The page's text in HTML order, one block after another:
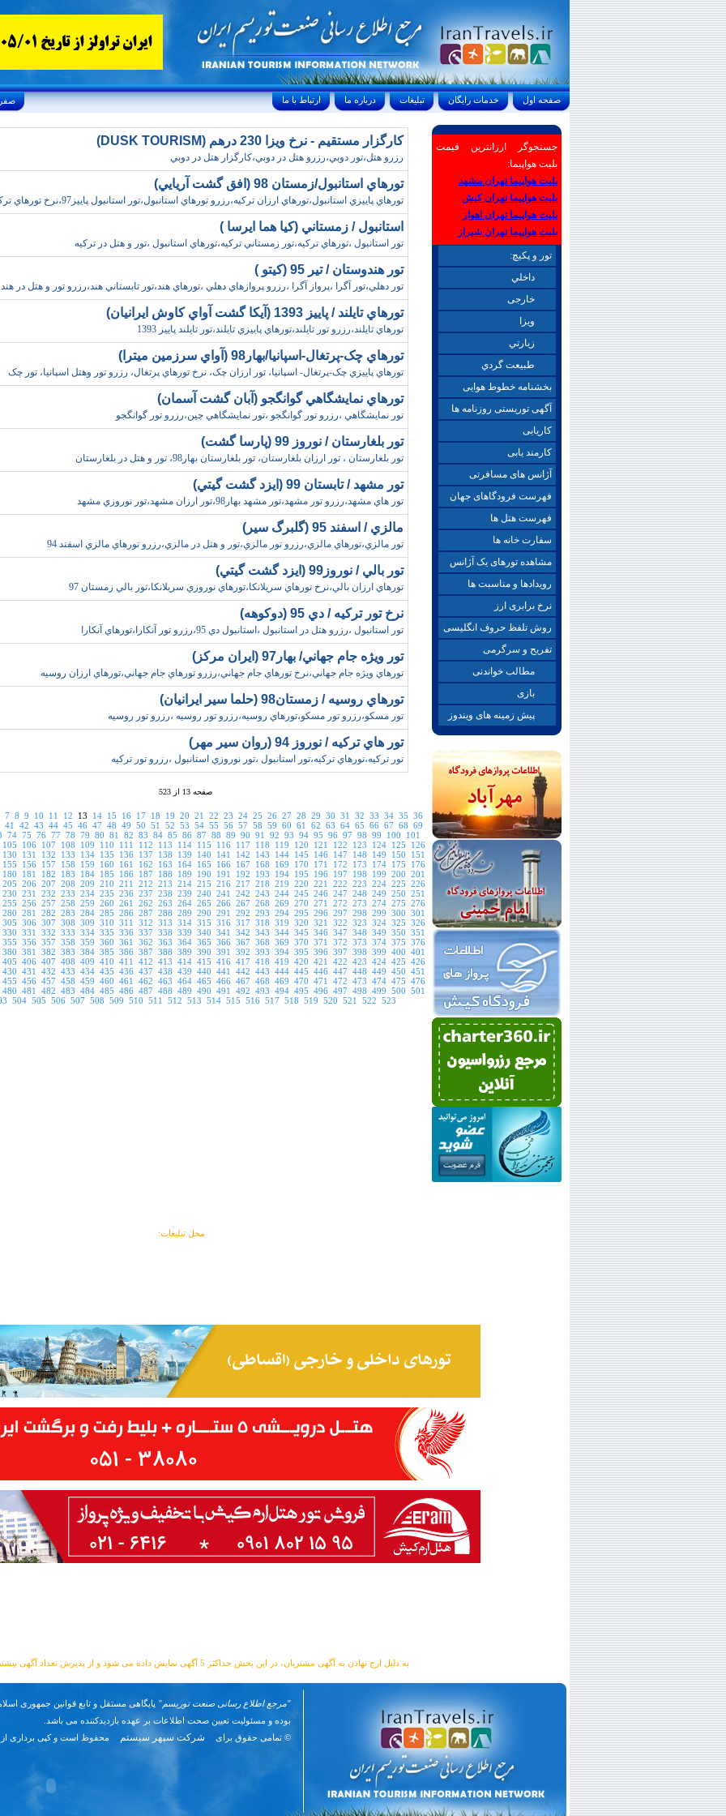
Sunday, August 9, 2026 26/صفر/1448 ارتباط با ما درباره ما تبليغات خدمات رايگان صفحه اول
کارگزار مستقيم - نرخ ويزا 230 درهم (DUSK TOURISM)
رزرو هتل،تور دوبي،رزرو هتل در دوبي،کارگزار هتل در دوبي
تورهاي استانبول/زمستان 98 (افق گشت آريايي)
تورهاي پاييزي استانبول،تورهاي ارزان ترکيه،رزرو تورهاي استانبول،تور استانبول پاييز97،نرخ تورهاي ترکيه
استانبول / زمستاني (کيا هما ايرسا )
تور استانبول ،تورهاي ترکيه،تور زمستاني ترکيه،تورهاي استانبول ،تور و هتل در ترکيه
تور هندوستان / تير 95 (کيتو )
تور دهلي،تور آگرا ،پرواز آگرا ،رزرو پروازهاي دهلي ،تورهاي هند،تور تابستاني هند،رزرو تور و هتل در هند
تورهاي تايلند / پاييز 1393 (آيکا گشت آواي کاوش ايرانيان)
تورهاي تايلند،رزرو تور تايلند،تورهاي پاييزي تايلند،تور تايلند پاييز 1393
تورهاي چک-پرتغال-اسپانيا/بهار98 (آواي سرزمين ميترا)
تورهاي پاييزي چک-پرتغال- اسپانيا، تور ارزان چک، نرخ تورهاي پرتغال، رزرو تور وهتل اسپانيا، تور چک
تورهاي نمايشگاهي گوانگجو (آبان گشت آسمان)
تور نمايشگاهي ،رزرو تور گوانگجو ،تور نمايشگاهي چين،رزرو تور گوانگجو
تور بلغارستان / نوروز 99 (پارسا گشت)
تور بلغارستان ، تور ارزان بلغارستان، تور بلغارستان بهار98، تور و هتل در بلغارستان
تور مشهد / تابستان 99 (ايزد گشت گيتي)
تور هاي مشهد،رزرو تور مشهد،تور مشهد بهار98،تور ارزان مشهد،تور نوروزي مشهد
مالزي / اسفند 95 (گلبرگ سير)
تور مالزي،تورهاي مالزي،رزرو تور مالزي،تور و هتل در مالزي،رزرو تورهاي مالزي اسفند 94
تور بالي / نوروز99 (ايزد گشت گيتي)
تورهاي ارزان بالي،نرخ تورهاي سريلانکا،تورهاي نوروزي سريلانکا،تور بالي زمستان 97
نرخ تور ترکيه / دي 95 (دوکوهه)
تور استانبول ،رزرو هتل در استانبول ،استانبول دي 95،رزرو تور آنکارا،تورهاي آنکارا
تور ويژه جام جهاني/ بهار97 (ايران مرکز)
تورهاي ويژه جام جهاني،نرخ تورهاي جام جهاني،رزرو تورهاي جام جهاني،تورهاي ارزان روسيه
تورهاي روسيه / زمستان98 (حلما سير ايرانيان)
تور مسکو،رزرو تور مسکو،تورهاي روسيه،رزرو تور روسيه ،رزرو تور روسيه
تور هاي ترکيه / نوروز 94 (روان سير مهر)
تور ترکيه،تورهاي ترکيه،تور استانبول ،تور نوروزي استانبول ،رزرو تور ترکيه
صفحه 13 از 523
7 8 9 10 11 12 13 14 15 16 17 18 19 20 21 22 23 24 25 26 27 28 29 30 31 32 33 34 35 36
41
42 43 44 45 46 47 48 49 50 51 52 53 54 55 56 57 58 59 60 61 62 63 64 65 66 67 68 69
74 75 76 77 78 79 80 81 82 83 84 85 86 87 88 89 90 91 92 93 94 95 96 97 98 99 100
101
105
106 107 108 109 110 111 112 113 114 115 116 117 118 119 120 121 122 123 124 125
126
130
131 132 133 134 135 136 137 138 139 140 141 142 143 144 145 146 147 148 149 150
151
155
156 157 158 159 160 161 162 163 164 165 166 167 168 169 170 171 172 173 174 175
176
180
181 182 183 184 185 186 187 188 189 190 191 192 193 194 195 196 197 198 199 200 201
205 206 207 208 209 210 211 212 213 214 215 216 217 218 219 220 221 222 223 224 225 226
230 231 232 233 234 235 236 237 238 239 240 241 242 243 244 245 246 247 248 249 250 251
255 256 257 258 259 260 261 262 263 264 265 266 267 268 269 270 271 272 273 274 275 276
280 281 282 283 284 285 286 287 288 289 290 291 292 293 294 295 296 297 298 299 300 301
305 306 307 308 309 310 311 312 313 314 315 316 317 318 319 320 321 322 323 324 325 326
330 331 332 333 334 335 336 337 338 339 340 341 342 343 344 345 346 347 348 349 350 351
355 356 357 358 359 360 361 362 363 364 365 366 367 368 369 370 371 372 373 374 375 376
380 381 382 383 384 385 386 387 388 389 390 391 392 393 394 395 396 397 398 399 400 401
405 406 407 408 409 410 411 412 413 414 415 416 417 418 419 420 421 422 423 424 425 426
430 431 432 433 434 435 436 437 438 439 440 441 442 443 444 445 446 447 448 449 450 451
455 456 457 458 459 460 461 462 463 464 465 466 467 468 469 470 471 472 473 474 475 476
480 481 482 483 484 485 486 487 488 489 490 491 492 493 494 495 496 497 498 499 500 501
504 505 506 507 508 509 510 511 512 513 514 515 516 517 518 519 520 521 522 523
جستجوگر ارزانترین قیمت
بلیت هواپیما:
بلیت هواپیما تهران مشهد
بلیت هواپیما تهران کیش
بلیت هواپیما تهران اهواز
بلیت هواپیما تهران شیراز
تور و پکیچ:
داخلي
خارجی
ويزا
زيارتي
طبيعت گردي
بخشنامه خطوط هوایی
آگهی توریستی روزنامه ها
کاریابی
کارمند یابی
آژانس های مسافرتی
فهرست فرودگاهای جهان
فهرست هتل ها
سفارت خانه ها
مشاهده تورهای یک آژانس
رویدادها و مناسبت ها
نرخ برابری ارز
روش تلفظ حروف انگلیسی
تفریح و سرگرمی
مطالب خواندنی
بازی
پیش زمینه های ویندوز
محل تبلیغات:
به دلیل ارج نهادن به آگهی مشتریان، در این بخش حداکثر 5 آگهی نمایش داده می شود و از پذیرش تعداد آگهی بیشتر معذوریم.
"مرجع اطلاع رسانی صنعت توریسم" پایگاهی مستقل و تابع قوانین جمهوری
بوده و مسئوليت تعیین صحت اطلاعات بر عهده بازدیدکننده می باشد.
© تمامی حقوق برای
شرکت سپهر سیستم محفوظ است و کپی برداری